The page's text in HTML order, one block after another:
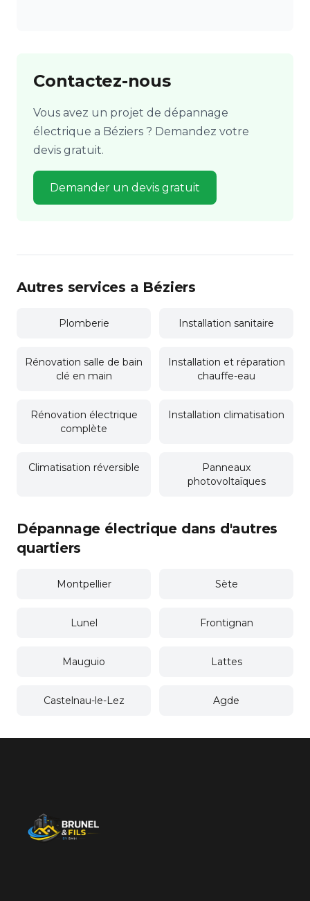
Contactez-nous
Vous avez un projet de dépannage
électrique a Béziers ? Demandez votre
devis gratuit.
Demander un devis gratuit
Autres services a Béziers
Plomberie Installation sanitaire
Rénovation salle de bain
clé en main
Installation et réparation
chauffe-eau
Rénovation électrique
complète
Installation climatisation
Climatisation réversible
Panneaux
photovoltaïques
Dépannage électrique dans d'autres
quartiers
Montpellier Sète
Lunel Frontignan
Mauguio Lattes
Castelnau-le-Lez Agde